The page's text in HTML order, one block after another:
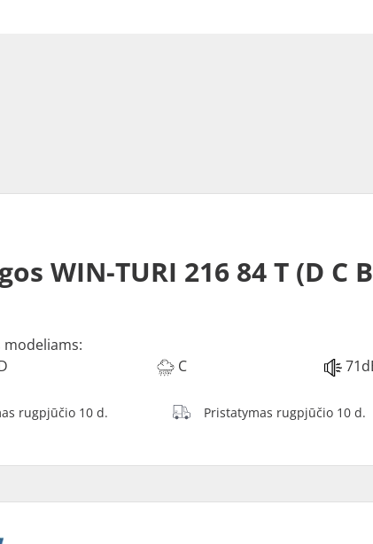
WIN-TURI 216 84 T (D C B
modeliams:
C
rugpjūčio 10 d. Pristatymas rugpjūčio 10 d.